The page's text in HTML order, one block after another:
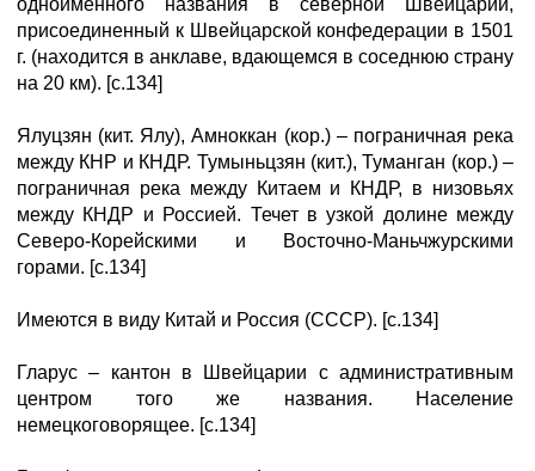
одноименного названия в северной Швейцарии,
присоединенный к Швейцарской конфедерации в 1501
г. (находится в анклаве, вдающемся в соседнюю страну
на 20 км). [с.134]
Ялуцзян (кит. Ялу), Амноккан (кор.) – пограничная река
между КНР и КНДР. Тумыньцзян (кит.), Туманган (кор.) –
пограничная река между Китаем и КНДР, в низовьях
между КНДР и Россией. Течет в узкой долине между
Северо-Корейскими и Восточно-Маньчжурскими
горами. [с.134]
Имеются в виду Китай и Россия (СССР). [с.134]
Глapyc – кантон в Швейцарии с административным
центром того же названия. Население
немецкоговорящее. [с.134]